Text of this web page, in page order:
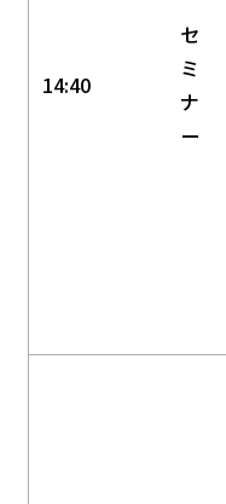
14:40
セ
ミ
ナ
ー